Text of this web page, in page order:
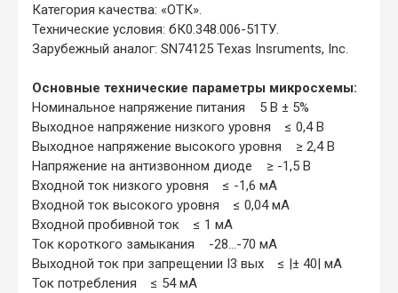
Категория качества: «ОТК».
Технические условия: бК0.348.006-51ТУ.
Зарубежный аналог: SN74125 Texas Insruments, Inc.
Основные технические параметры микросхемы:
Номинальное напряжение питания 5 В ± 5%
Выходное напряжение низкого уровня ≤ 0,4 В
Выходное напряжение высокого уровня ≥ 2,4 В
Напряжение на антизвонном диоде ≥ -1,5 В
Входной ток низкого уровня ≤ -1,6 мА
Входной ток высокого уровня ≤ 0,04 мА
Входной пробивной ток ≤ 1 мА
Ток короткого замыкания -28...-70 мА
Выходной ток при запрещении I3 вых ≤ |± 40| мА
Ток потребления ≤ 54 мА